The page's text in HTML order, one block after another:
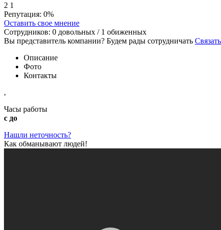
2 1
Репутация: 0%
Оставить свое мнение
Сотрудников: 0 довольных / 1 обиженных
Вы представитель компании? Будем рады сотрудничать
Описание
Фото
Контакты
,
Часы работы
с до
Нашли неточность?
Как обманывают людей!